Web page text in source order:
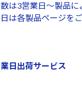
は3営業日～製品に
は各製品ページをご
日出荷サービス